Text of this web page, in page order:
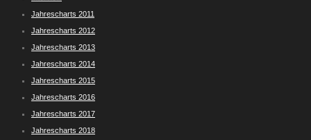
Jahrescharts 2011
Jahrescharts 2012
Jahrescharts 2013
Jahrescharts 2014
Jahrescharts 2015
Jahrescharts 2016
Jahrescharts 2017
Jahrescharts 2018